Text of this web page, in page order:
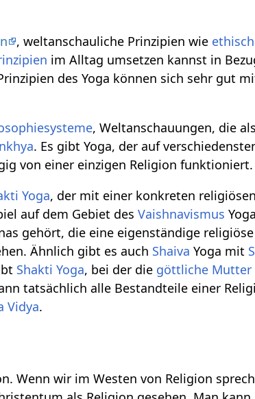
, weltanschauliche Prinzipien wie
im Alltag umsetzen kannst in
des Yoga können sich sehr gut
, Weltanschauungen, die als
. Es gibt Yoga, der auf
von einer einzigen Religion funktioniert.
Yoga, der mit einer konkreten
auf dem Gebiet desVaishnavismus
gehört, die eine eigenständige
Ähnlich gibt es auch Shaiva Yoga mit
Shakti Yoga, bei der die göttliche Mutter
tatsächlich alle Bestandteile einer
Vidya.
Wenn wir im Westen von Religion